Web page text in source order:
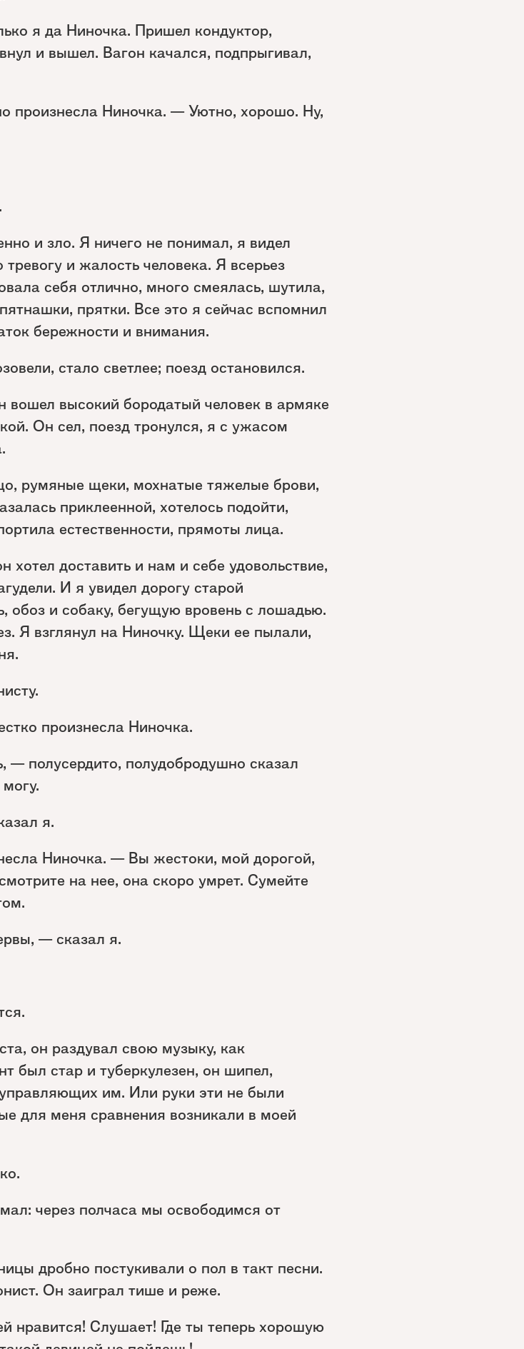
я да Ниночка. Пришел кондуктор,
и вышел. Вагон качался, подпрыгивал,
произнесла Ниночка. — Уютно, хорошо. Ну,
и зло. Я ничего не понимал, я видел
и жалость человека. Я всерьез
себя отлично, много смеялась, шутила,
прятки. Все это я сейчас вспомнил
бережности и внимания.
стало светлее; поезд остановился.
высокий бородатый человек в армяке
Он сел, поезд тронулся, я с ужасом
румяные щеки, мохнатые тяжелые брови,
приклеенной, хотелось подойти,
естественности, прямоты лица.
доставить и нам и себе удовольствие,
И я увидел дорогу старой
обоз и собаку, бегущую вровень с лошадью.
Я взглянул на Ниночку. Щеки ее пылали,
произнесла Ниночка.
— полусердито, полудобродушно сказал
я.
Ниночка. — Вы жестоки, мой дорогой,
на нее, она скоро умрет. Сумейте
— сказал я.
он раздувал свою музыку, как
был стар и туберкулезен, он шипел,
им. Или руки эти не были
для меня сравнения возникали в моей
через полчаса мы освободимся от
дробно постукивали о пол в такт песни.
Он заиграл тише и реже.
Слушает! Где ты теперь хорошую